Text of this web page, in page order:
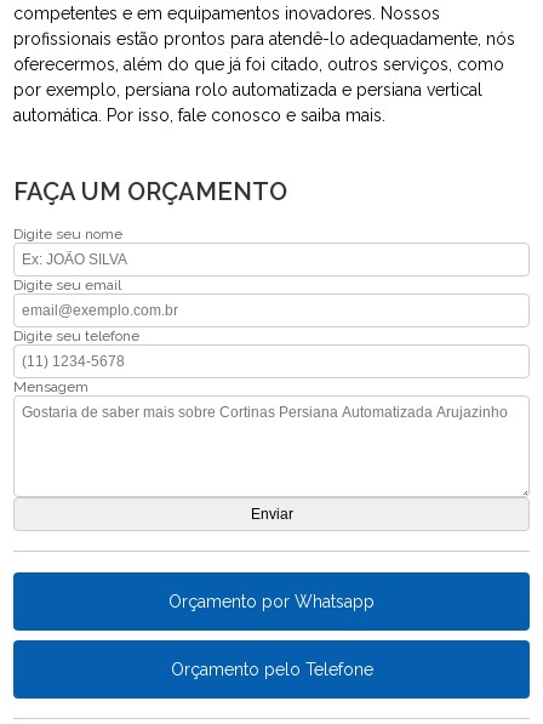
competentes e em equipamentos inovadores. Nossos
profissionais estão prontos para atendê-lo adequadamente, nós
oferecermos, além do que já foi citado, outros serviços, como
por exemplo, persiana rolo automatizada e persiana vertical
automática. Por isso, fale conosco e saiba mais.
FAÇA UM ORÇAMENTO
Digite seu nome
Digite seu email
Digite seu telefone
Mensagem
Orçamento por Whatsapp
Orçamento pelo Telefone